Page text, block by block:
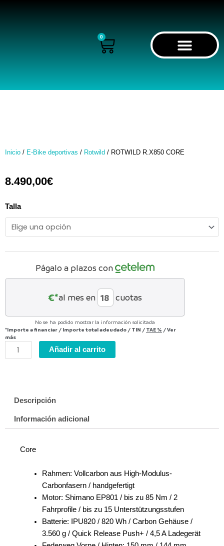
0
Cart
Inicio / E-Bike deportivas / Rotwild / ROTWILD R.X850 CORE
8.490,00€
Talla
Págalo a plazos con
€*al mes en cuotas
No se ha podido mostrar la información solicitada
*Importe a financiar / Importe total adeudado / TIN / TAE % /Ver
más
ROTWILD
R.X850
CORE
Añadir al carrito
Descripción
Información adicional
Core
Rahmen: Vollcarbon aus High-Modulus-
Carbonfasern / handgefertigt
Motor: Shimano EP801 / bis zu 85 Nm / 2
Fahrprofile / bis zu 15 Unterstützungsstufen
Batterie: IPU820 / 820 Wh / Carbon Gehäuse /
3.560 g / Quick Release Push+ / 4,5 A Ladegerät